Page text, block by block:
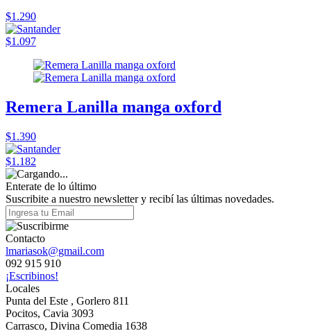
$1.290
$1.097
Remera Lanilla manga oxford
$1.390
$1.182
Enterate de lo último
Suscribite a nuestro newsletter y recibí las últimas novedades.
Contacto
lmariasok@gmail.com
092 915 910
¡Escribinos!
Locales
Punta del Este , Gorlero 811
Pocitos, Cavia 3093
Carrasco, Divina Comedia 1638